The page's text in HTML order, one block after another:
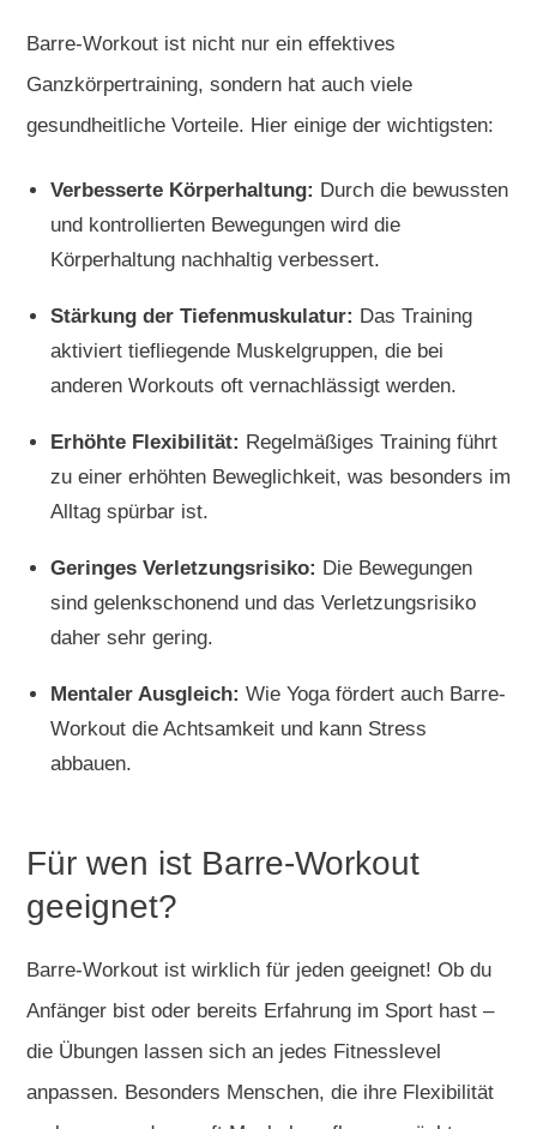
Barre-Workout ist nicht nur ein effektives
Ganzkörpertraining, sondern hat auch viele
gesundheitliche Vorteile. Hier einige der wichtigsten:
Verbesserte Körperhaltung: Durch die bewussten
und kontrollierten Bewegungen wird die
Körperhaltung nachhaltig verbessert.
Stärkung der Tiefenmuskulatur: Das Training
aktiviert tiefliegende Muskelgruppen, die bei
anderen Workouts oft vernachlässigt werden.
Erhöhte Flexibilität: Regelmäßiges Training führt
zu einer erhöhten Beweglichkeit, was besonders im
Alltag spürbar ist.
Geringes Verletzungsrisiko: Die Bewegungen
sind gelenkschonend und das Verletzungsrisiko
daher sehr gering.
Mentaler Ausgleich: Wie Yoga fördert auch Barre-
Workout die Achtsamkeit und kann Stress
abbauen.
Für wen ist Barre-Workout
geeignet?
Barre-Workout ist wirklich für jeden geeignet! Ob du
Anfänger bist oder bereits Erfahrung im Sport hast –
die Übungen lassen sich an jedes Fitnesslevel
anpassen. Besonders Menschen, die ihre Flexibilität